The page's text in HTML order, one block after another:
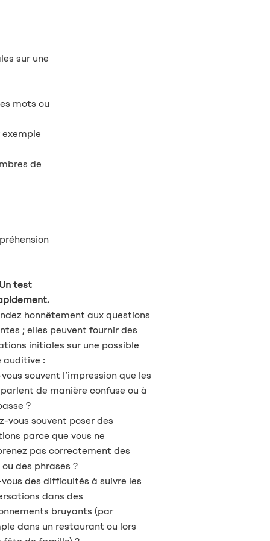
sur une
mots ou
de
test
honnêtement aux questions
; elles peuvent fournir des
initiales sur une possible
auditive :
souvent l’impression que les
de manière confuse ou à
?
vous souvent poser des
parce que vous ne
pas correctement des
des phrases ?
des difficultés à suivre les
dans des
bruyants (par
dans un restaurant ou lors